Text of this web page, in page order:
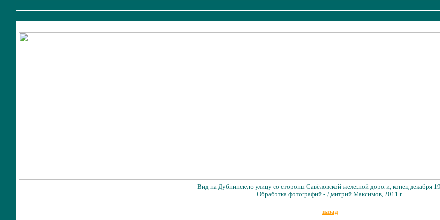
Вид на Дубнинскую улицу со стороны Савёловской железной дороги, конец декабря
Обработка фотографий - Дмитрий Максимов, 2011 г.
назад